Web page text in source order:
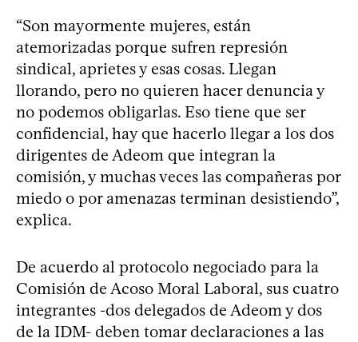
“Son mayormente mujeres, están
atemorizadas porque sufren represión
sindical, aprietes y esas cosas. Llegan
llorando, pero no quieren hacer denuncia y
no podemos obligarlas. Eso tiene que ser
confidencial, hay que hacerlo llegar a los dos
dirigentes de Adeom que integran la
comisión, y muchas veces las compañeras por
miedo o por amenazas terminan desistiendo”,
explica.
De acuerdo al protocolo negociado para la
Comisión de Acoso Moral Laboral, sus cuatro
integrantes -dos delegados de Adeom y dos
de la IDM- deben tomar declaraciones a las